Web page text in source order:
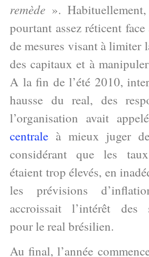
remède ».
pourtant assez réticent
de mesures visant à limiter
des capitaux et à
A la fin de l’été 2010,
hausse du real, des
l’organisation avait
centrale à mieux juger
considérant que les
étaient trop élevés, en
les prévisions
accroissait l’intérêt des
pour le real brésilien.
Au final, l’année